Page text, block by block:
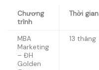
Chương
trình
Thời gian
MBA
Marketing
– ĐH
Golden
13 tháng